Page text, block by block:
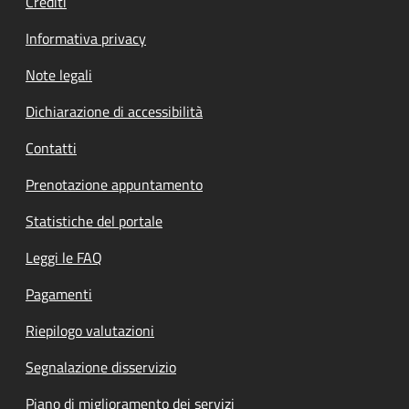
Informativa privacy
Note legali
Dichiarazione di accessibilità
Contatti
Prenotazione appuntamento
Statistiche del portale
Leggi le FAQ
Pagamenti
Riepilogo valutazioni
Segnalazione disservizio
Piano di miglioramento dei servizi